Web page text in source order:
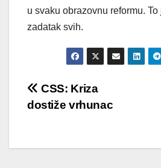
u svaku obrazovnu reformu.
zadatak svih.
Post
CSS: Kriza
dostiže vrhunac